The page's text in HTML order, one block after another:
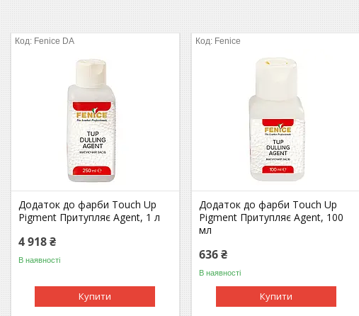
Fenice DA
Додаток до фарби Touch Up
Pigment Притупляє Agent, 1 л
4 918 ₴
В наявності
Купити
Fenice
Додаток до фарби Touch Up
Pigment Притупляє Agent, 100
мл
636 ₴
В наявності
Купити